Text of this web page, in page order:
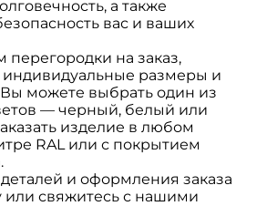
а также
вас и ваших
на заказ,
размеры и
можете выбрать один из
— черный, белый или
изделие в любом
RAL или с покрытием
и оформления заказа
или свяжитесь с нашими